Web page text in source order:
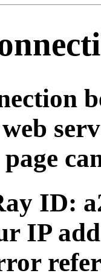
ID:
IP